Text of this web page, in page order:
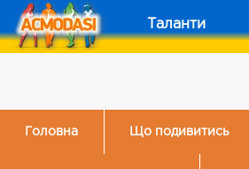
Таланти
Головна Що подивитись